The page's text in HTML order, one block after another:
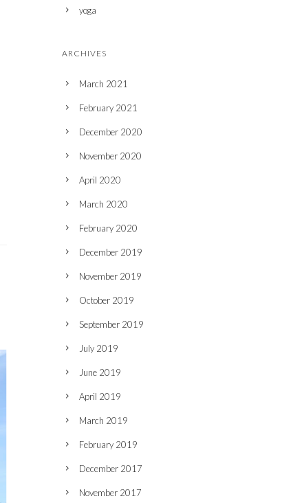
yoga
ARCHIVES
March 2021
February 2021
December 2020
November 2020
April 2020
March 2020
February 2020
December 2019
November 2019
October 2019
September 2019
July 2019
June 2019
April 2019
March 2019
February 2019
December 2017
November 2017